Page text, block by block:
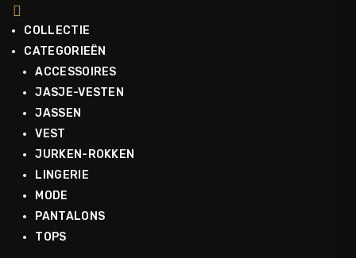

COLLECTIE
CATEGORIEËN
ACCESSOIRES
JASJE-VESTEN
JASSEN
VEST
JURKEN-ROKKEN
LINGERIE
MODE
PANTALONS
TOPS